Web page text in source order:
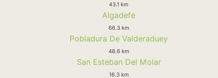
43.1 km
Algadefe
66.3 km
Pobladura De Valderaduey
48.6 km
San Esteban Del Molar
16.3 km